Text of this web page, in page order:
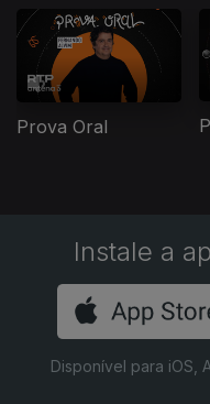
Prova Oral
Instale a
Disponível para iOS,